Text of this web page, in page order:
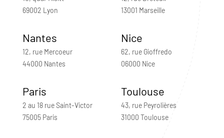
69002 Lyon
13001 Marseille
Nantes
12, rue Mercoeur
44000 Nantes
Nice
62, rue Gioffredo
06000 Nice
Paris
2 au 18 rue Saint-Victor
75005 Paris
Toulouse
43, rue Peyrolières
31000 Toulouse